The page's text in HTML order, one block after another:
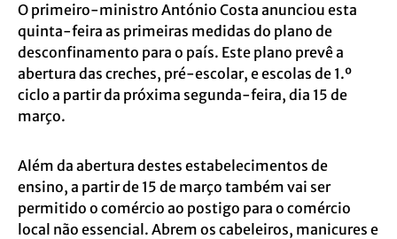
O primeiro-ministro António Costa anunciou esta
quinta-feira as primeiras medidas do plano de
desconfinamento para o país. Este plano prevê a
abertura das creches, pré-escolar, e escolas de 1.º
ciclo a partir da próxima segunda-feira, dia 15 de
março.
Além da abertura destes estabelecimentos de
ensino, a partir de 15 de março também vai ser
permitido o comércio ao postigo para o comércio
local não essencial. Abrem os cabeleiros, manicures e